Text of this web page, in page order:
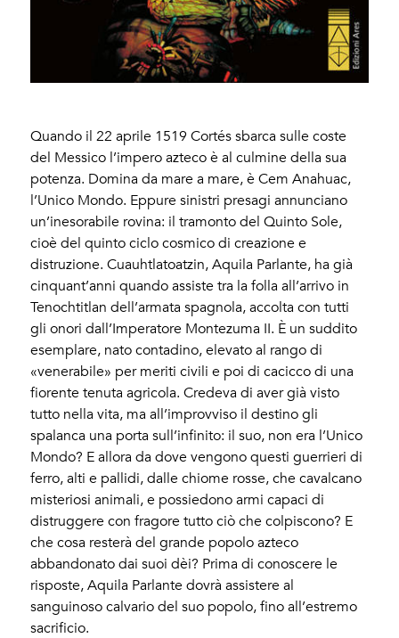
Quando il 22 aprile 1519 Cortés sbarca sulle coste
del Messico l’impero azteco è al culmine della sua
potenza. Domina da mare a mare, è Cem Anahuac,
l’Unico Mondo. Eppure sinistri presagi annunciano
un’inesorabile rovina: il tramonto del Quinto Sole,
cioè del quinto ciclo cosmico di creazione e
distruzione. Cuauhtlatoatzin, Aquila Parlante, ha già
cinquant’anni quando assiste tra la folla all’arrivo in
Tenochtitlan dell’armata spagnola, accolta con tutti
gli onori dall’Imperatore Montezuma II. È un suddito
esemplare, nato contadino, elevato al rango di
«venerabile» per meriti civili e poi di cacicco di una
fiorente tenuta agricola. Credeva di aver già visto
tutto nella vita, ma all’improvviso il destino gli
spalanca una porta sull’infinito: il suo, non era l’Unico
Mondo? E allora da dove vengono questi guerrieri di
ferro, alti e pallidi, dalle chiome rosse, che cavalcano
misteriosi animali, e possiedono armi capaci di
distruggere con fragore tutto ciò che colpiscono? E
che cosa resterà del grande popolo azteco
abbandonato dai suoi dèi? Prima di conoscere le
risposte, Aquila Parlante dovrà assistere al
sanguinoso calvario del suo popolo, fino all’estremo
sacrificio.